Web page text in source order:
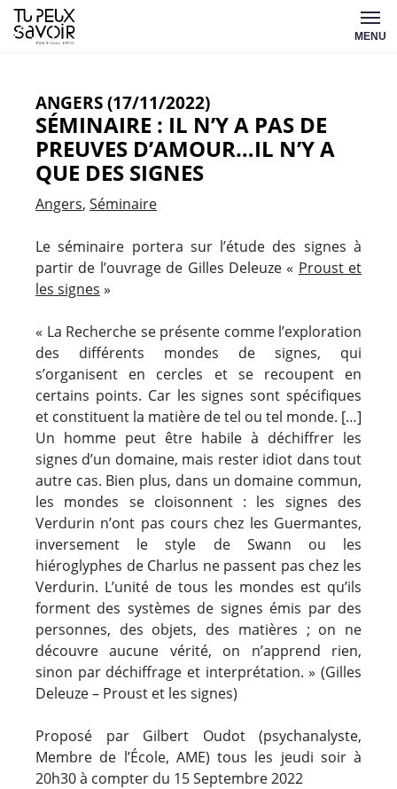
Aller
au
MENU
ANGERS (17/11/2022)
SÉMINAIRE : IL N’Y A PAS DE
PREUVES D’AMOUR…IL N’Y A
QUE DES SIGNES
Angers Séminaire
Le séminaire portera sur l’étude des signes à
partir de l’ouvrage de Gilles Deleuze « Proust et
les signes »
« La Recherche se présente comme l’exploration
des différents mondes de signes, qui
s’organisent en cercles et se recoupent en
certains points. Car les signes sont spécifiques
et constituent la matière de tel ou tel monde. […]
Un homme peut être habile à déchiffrer les
signes d’un domaine, mais rester idiot dans tout
autre cas. Bien plus, dans un domaine commun,
les mondes se cloisonnent : les signes des
Verdurin n’ont pas cours chez les Guermantes,
inversement le style de Swann ou les
hiéroglyphes de Charlus ne passent pas chez les
Verdurin. L’unité de tous les mondes est qu’ils
forment des systèmes de signes émis par des
personnes, des objets, des matières ; on ne
découvre aucune vérité, on n’apprend rien,
sinon par déchiffrage et interprétation. » (Gilles
Deleuze – Proust et les signes)
Proposé par Gilbert Oudot (psychanalyste,
Membre de l’École, AME) tous les jeudi soir à
20h30 à compter du 15 Septembre 2022